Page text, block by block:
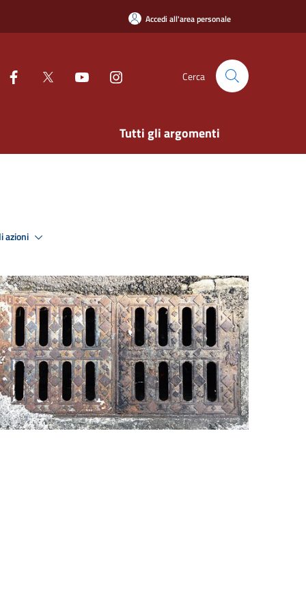
Accedi all'area personale
Cerca
Tutti gli argomenti
azioni